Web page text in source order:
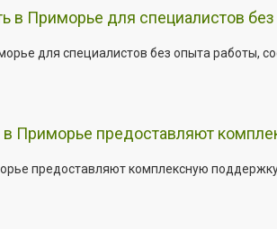
в Приморье для специалистов
для специалистов без опыта работы,
Приморье предоставляют
предоставляют комплексную